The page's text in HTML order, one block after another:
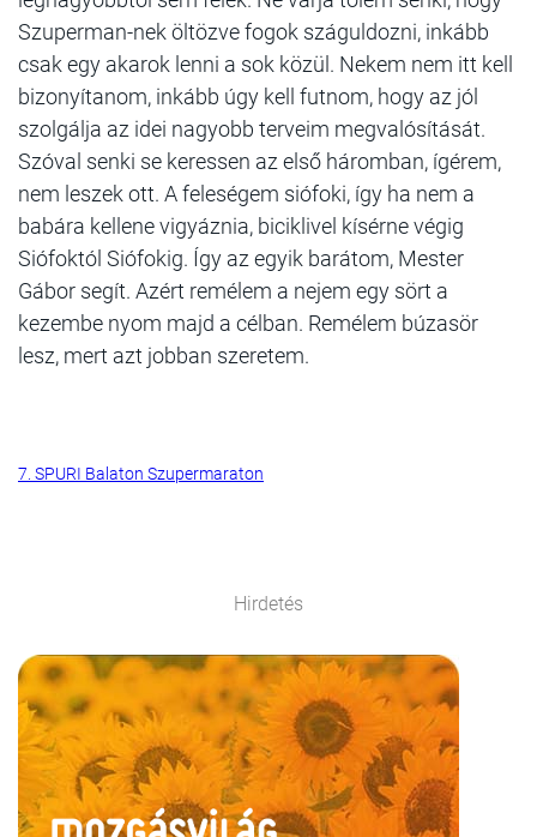
Szuperman-nek öltözve fogok száguldozni, inkább
csak egy akarok lenni a sok közül. Nekem nem itt kell
bizonyítanom, inkább úgy kell futnom, hogy az jól
szolgálja az idei nagyobb terveim megvalósítását.
Szóval senki se keressen az első háromban, ígérem,
nem leszek ott. A feleségem siófoki, így ha nem a
babára kellene vigyáznia, biciklivel kísérne végig
Siófoktól Siófokig. Így az egyik barátom, Mester
Gábor segít. Azért remélem a nejem egy sört a
kezembe nyom majd a célban. Remélem búzasör
lesz, mert azt jobban szeretem.
7. SPURI Balaton Szupermaraton
Hirdetés